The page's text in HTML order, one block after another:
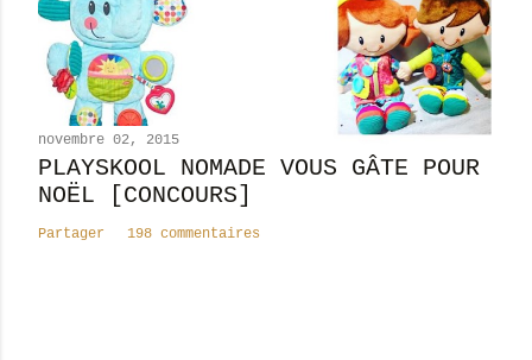
novembre 02, 2015
PLAYSKOOL NOMADE VOUS GÂTE POUR
NOËL [CONCOURS]
Partager 198 commentaires